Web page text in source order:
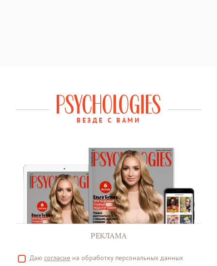
ВЕЗДЕ С ВАМИ
РЕКЛАМА
Даю согласие на обработку персональных данных